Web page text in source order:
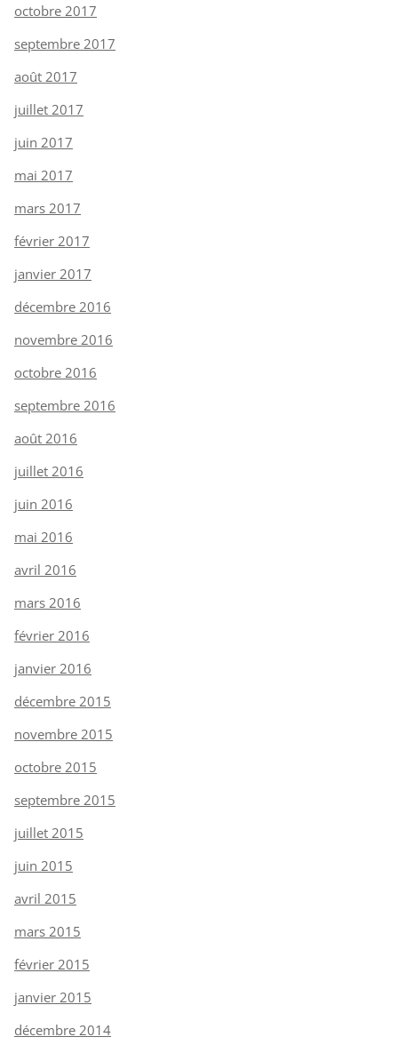
octobre 2017
septembre 2017
août 2017
juillet 2017
juin 2017
mai 2017
mars 2017
février 2017
janvier 2017
décembre 2016
novembre 2016
octobre 2016
septembre 2016
août 2016
juillet 2016
juin 2016
mai 2016
avril 2016
mars 2016
février 2016
janvier 2016
décembre 2015
novembre 2015
octobre 2015
septembre 2015
juillet 2015
juin 2015
avril 2015
mars 2015
février 2015
janvier 2015
décembre 2014